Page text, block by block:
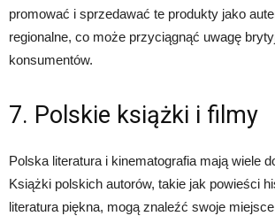
promować i sprzedawać te produkty jako
regionalne, co może przyciągnąć uwagę
konsumentów.
7. Polskie książki i filmy
Polska literatura i kinematografia mają wiele
Książki polskich autorów, takie jak powieści
literatura piękna, mogą znaleźć swoje